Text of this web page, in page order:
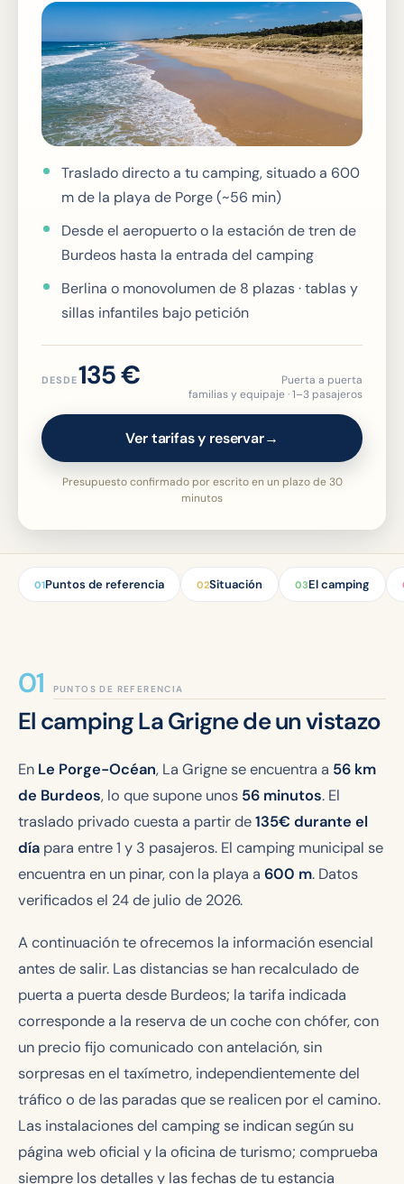
Traslado directo a tu camping, situado a 600
m de la playa de Porge (~56 min)
Desde el aeropuerto o la estación de tren de
Burdeos hasta la entrada del camping
Berlina o monovolumen de 8 plazas · tablas y
sillas infantiles bajo petición
DESDE135 €
Puerta a puerta
familias y equipaje · 1–3 pasajeros
Ver tarifas y reservar→
Presupuesto confirmado por escrito en un plazo de 30
minutos
01Puntos de referencia 02Situación 03El camping
PUNTOS DE REFERENCIA
El camping La Grigne de un vistazo
En Le Porge-Océan, La Grigne se encuentra a 56 km
de Burdeos, lo que supone unos 56 minutos. El
traslado privado cuesta a partir de135€ durante el
día para entre 1 y 3 pasajeros. El camping municipal se
encuentra en un pinar, con la playa a 600 m. Datos
verificados el 24 de julio de 2026.
A continuación te ofrecemos la información esencial
antes de salir. Las distancias se han recalculado de
puerta a puerta desde Burdeos; la tarifa indicada
corresponde a la reserva de un coche con chófer, con
un precio fijo comunicado con antelación, sin
sorpresas en el taxímetro, independientemente del
tráfico o de las paradas que se realicen por el camino.
Las instalaciones del camping se indican según su
página web oficial y la oficina de turismo; comprueba
siempre los detalles y las fechas de tu estancia